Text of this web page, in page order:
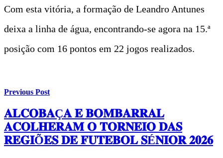
Com esta vitória, a formação de Leandro Antunes
deixa a linha de água, encontrando-se agora na 15.ª
posição com 16 pontos em 22 jogos realizados.
Previous Post
𝐀𝐋𝐂𝐎𝐁𝐀Ç𝐀 𝐄 𝐁𝐎𝐌𝐁𝐀𝐑𝐑𝐀𝐋
𝐀𝐂𝐎𝐋𝐇𝐄𝐑𝐀𝐌 𝐎 𝐓𝐎𝐑𝐍𝐄𝐈𝐎 𝐃𝐀𝐒
𝐑𝐄𝐆𝐈Õ𝐄𝐒 𝐃𝐄 𝐅𝐔𝐓𝐄𝐁𝐎𝐋 𝐒É𝐍𝐈𝐎𝐑 𝟐𝟎𝟐𝟔